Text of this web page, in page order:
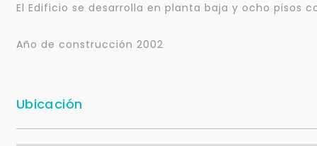
El Edificio se desarrolla en planta baja y ocho pisos
Año de construcción 2002
Ubicación